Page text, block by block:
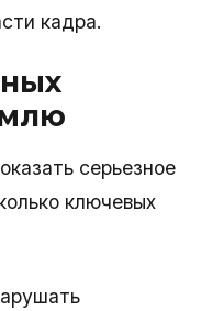
кадра.
серьезное
ключевых